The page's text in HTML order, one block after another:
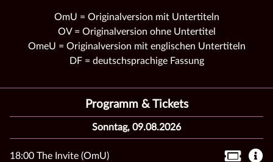
OmU = Originalversion mit Untertiteln
OV = Originalversion ohne Untertitel
OmeU = Originalversion mit englischen Untertiteln
DF = deutschsprachige Fassung
Programm & Tickets
Sonntag, 09.08.2026
18:00 The Invite (OmU)